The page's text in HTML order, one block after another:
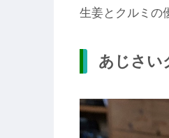
生姜とクルミの
あじさ